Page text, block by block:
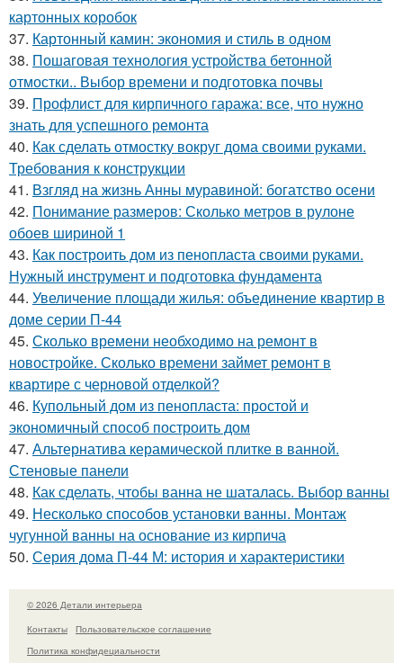
картонных коробок
37. Картонный камин: экономия и стиль в одном
38. Пошаговая технология устройства бетонной
отмостки.. Выбор времени и подготовка почвы
39. Профлист для кирпичного гаража: все, что нужно
знать для успешного ремонта
40. Как сделать отмостку вокруг дома своими руками.
Требования к конструкции
41. Взгляд на жизнь Анны муравиной: богатство осени
42. Понимание размеров: Сколько метров в рулоне
обоев шириной 1
43. Как построить дом из пенопласта своими руками.
Нужный инструмент и подготовка фундамента
44. Увеличение площади жилья: объединение квартир в
доме серии П-44
45. Сколько времени необходимо на ремонт в
новостройке. Сколько времени займет ремонт в
квартире с черновой отделкой?
46. Купольный дом из пенопласта: простой и
экономичный способ построить дом
47. Альтернатива керамической плитке в ванной.
Стеновые панели
48. Как сделать, чтобы ванна не шаталась. Выбор ванны
49. Несколько способов установки ванны. Монтаж
чугунной ванны на основание из кирпича
50. Серия дома П-44 М: история и характеристики
© 2026 Детали интерьера
Контакты
Пользовательское соглашение
Политика конфидециальности